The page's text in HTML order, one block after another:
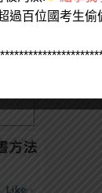
過百位國考生